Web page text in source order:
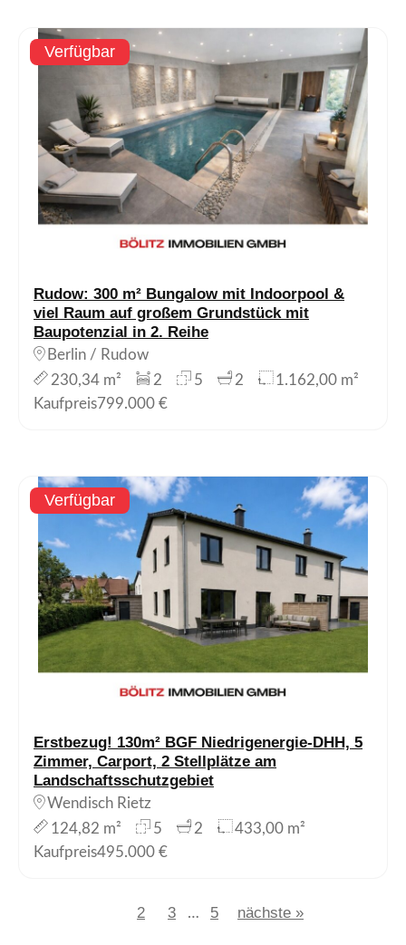
Verfügbar
Rudow: 300 m² Bungalow mit Indoorpool &
viel Raum auf großem Grundstück mit
Baupotenzial in 2. Reihe
Berlin / Rudow
230,34 m²
2 5 2
1.162,00 m²
Kaufpreis799.000 €
Verfügbar
Erstbezug! 130m² BGF Niedrigenergie-DHH, 5
Zimmer, Carport, 2 Stellplätze am
Landschaftsschutzgebiet
Wendisch Rietz
124,82 m²
5 2
433,00 m²
Kaufpreis495.000 €
2 3 … 5 nächste »